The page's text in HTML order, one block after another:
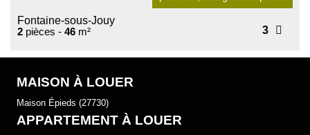
Fontaine-sous-Jouy
2 pièces - 46 m² 3
MAISON À LOUER
Maison Épieds (27730)
APPARTEMENT À LOUER